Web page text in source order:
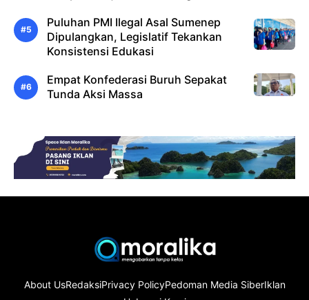
Puluhan PMI Ilegal Asal Sumenep
Dipulangkan, Legislatif Tekankan
Konsistensi Edukasi
Empat Konfederasi Buruh Sepakat
Tunda Aksi Massa
About UsRedaksiPrivacy PolicyPedoman Media SiberIklan